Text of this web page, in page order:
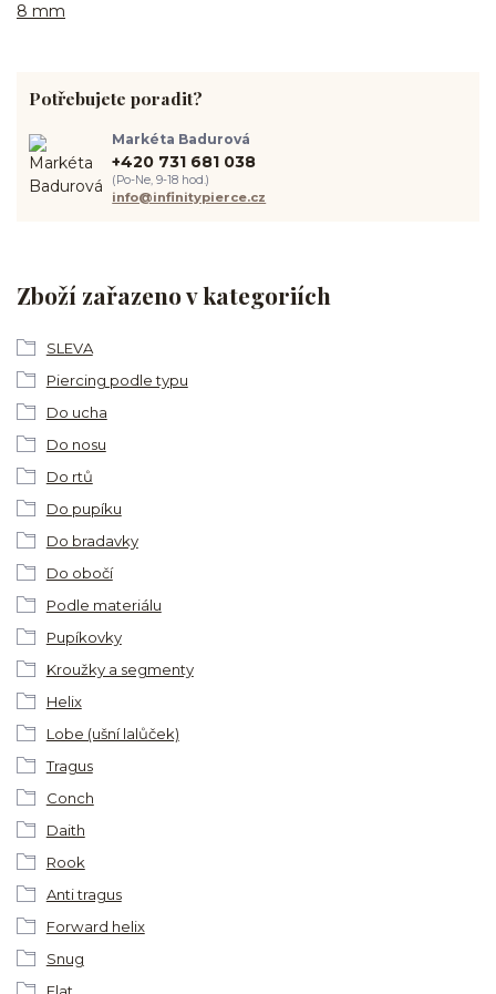
8 mm
Zboží zařazeno v kategoriích
SLEVA
Piercing podle typu
Do ucha
Do nosu
Do rtů
Do pupíku
Do bradavky
Do obočí
Podle materiálu
Pupíkovky
Kroužky a segmenty
Helix
Lobe (ušní lalůček)
Tragus
Conch
Daith
Rook
Anti tragus
Forward helix
Snug
Potřebujete poradit?
Markéta Badurová
+420 731 681 038
(Po-Ne, 9-18 hod.)
info@infinitypierce.cz